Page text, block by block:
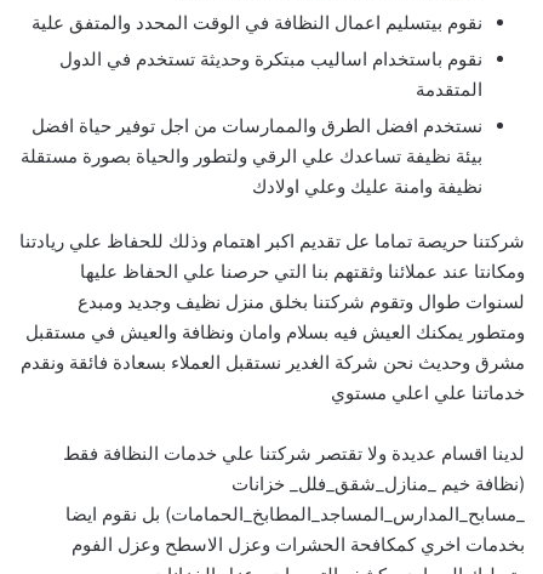
نقوم بيتسليم اعمال النظافة في الوقت المحدد والمتفق علية
نقوم باستخدام اساليب مبتكرة وحديثة تستخدم في الدول
المتقدمة
نستخدم افضل الطرق والممارسات من اجل توفير حياة افضل
بيئة نظيفة تساعدك علي الرقي ولتطور والحياة بصورة مستقلة
نظيفة وامنة عليك وعلي اولادك
شركتنا حريصة تماما عل تقديم اكبر اهتمام وذلك للحفاظ علي ريادتنا
ومكانتا عند عملائنا وثقتهم بنا التي حرصنا علي الحفاظ عليها
لسنوات طوال وتقوم شركتنا بخلق منزل نظيف وجديد ومبدع
ومتطور يمكنك العيش فيه بسلام وامان ونظافة والعيش في مستقبل
مشرق وحديث نحن شركة الغدير نستقبل العملاء بسعادة فائقة ونقدم
خدماتنا علي اعلي مستوي
لدينا اقسام عديدة ولا تقتصر شركتنا علي خدمات النظافة فقط
(نظافة خيم _منازل_شقق_فلل_ خزانات
_مسابح_المدارس_المساجد_المطابخ_الحمامات) بل نقوم ايضا
بخدمات اخري كمكافحة الحشرات وعزل الاسطح وعزل الفوم